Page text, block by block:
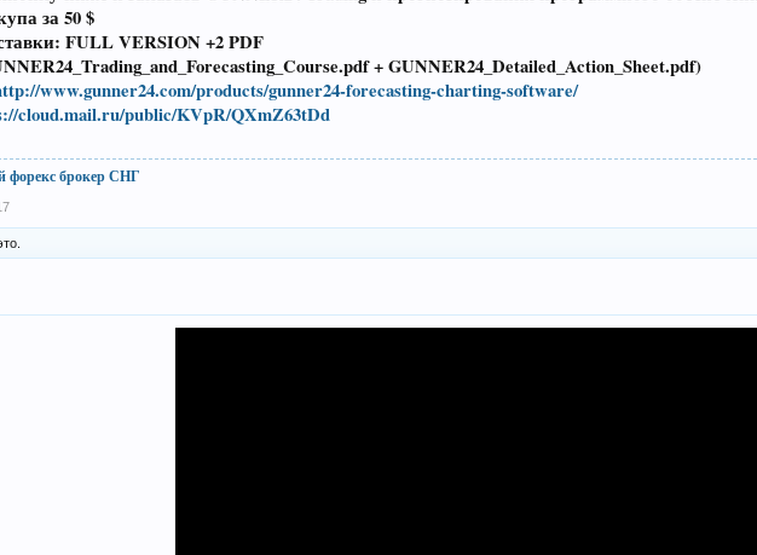
за 50 $
FULL VERSION +2 PDF
+ GUNNER24_Detailed_Action_Sheet.pdf)
www.gunner24.com/products/gunner24-forecasting-charting-software/
cloud.mail.ru/public/KVpR/QXmZ63tDd
форекс брокер СНГ